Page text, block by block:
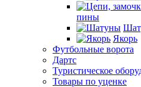
пины
Якорь
Футбольные ворота
Дартс
Туристическое
Товары по уценке